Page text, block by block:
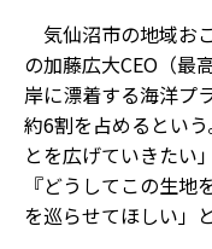
気仙沼市の地域お
の加藤広大CEO（最
岸に漂着する海洋プ
約6割を占めるとい
とを広げていきたい
『どうしてこの生
を巡らせてほしい」